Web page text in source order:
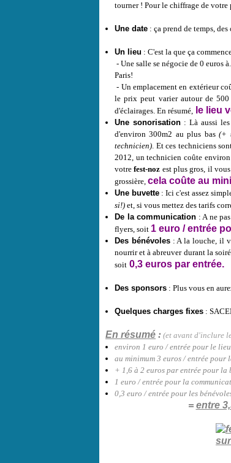
tourner ! Pour le chiffrage de votre
Une date : ça prend de temps,
Un lieu : C'est la que ça
- Une salle se négocie de 0 euros
Paris!
- Un emplacement en extérieur
le prix peut varier autour de
d'éclairages. En résumé, le lieu
Une sonorisation : Là aussi
d'environ 300m2 au plus bas(+
technicien). Et ces techniciens
2012, un technicien coûte
votrefest-noz est plus gros, il
grossière, cela coûte au
Une buvette : Ici c'est assez
si!) et, si vous mettez des tarifs
De la communication : A ne
flyers, soit 1 euro / entrée
Des bénévoles: A la louche, il
nourrir et à abreuver durant la
soit 0,3 euros par entrée.
Des sponsors : Plus vous en
Quelques charges fixes :
En résumé : (et avant d'inclure
environ 1 euro / entrée pour le lieu
au minimum 3 euros / entrée pour
+ 1,6 à 2 euros par entrée pour la
1 euro / entrée pour la
0,3 euro / entrée pour les
= entre